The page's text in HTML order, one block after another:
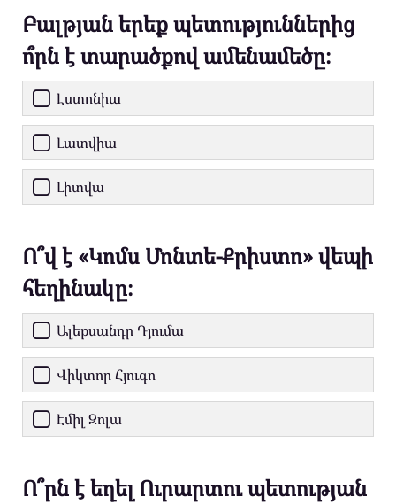
Բալթյան երեք պետություններից
ո՞րն է տարածքով ամենամեծը։
Էստոնիա
Լատվիա
Լիտվա
Ո՞վ է «Կոմս Մոնտե-Քրիստո» վեպի
հեղինակը։
Ալեքսանդր Դյումա
Վիկտոր Հյուգո
Էմիլ Զոլա
Ո՞րն է եղել Ուրարտու պետության